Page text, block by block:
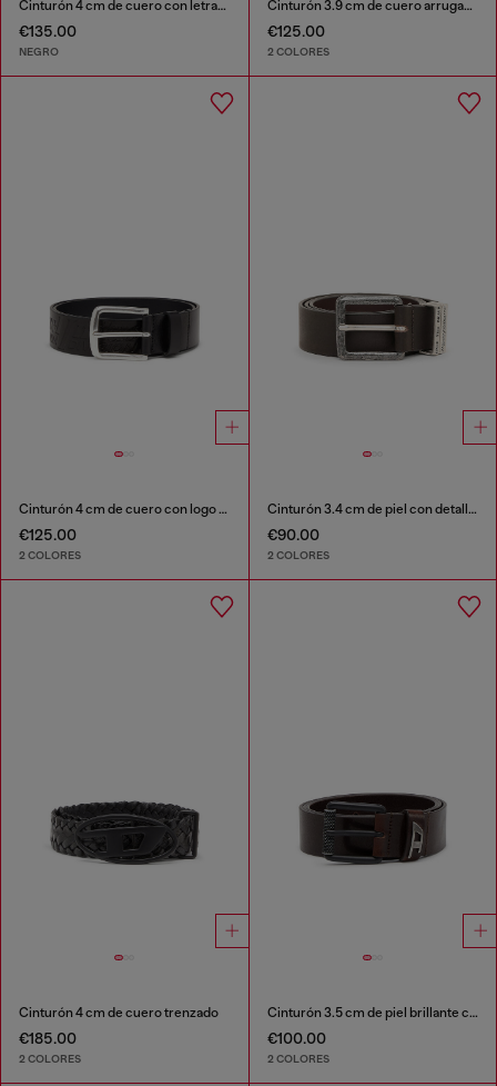
Cinturón 4 cm de cuero con letras en relieve
€135.00
NEGRO
Cinturón 3.9 cm de cuero arrugado con una placa con el logotipo
€125.00
2 COLORES
Cinturón 4 cm de cuero con logo grabado
€125.00
2 COLORES
Cinturón 3.4 cm de piel con detalles metálicos bruñidos
€90.00
2 COLORES
Cinturón 4 cm de cuero trenzado
€185.00
2 COLORES
Cinturón 3.5 cm de piel brillante con trabilla con el logotipo
€100.00
2 COLORES